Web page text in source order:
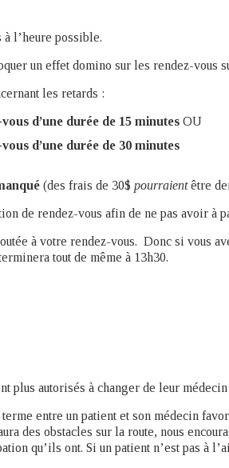
l’heure possible.
un effet domino sur les rendez-vous
les retards :
d’une durée de 15 minutes OU
d’une durée de 30 minutes
(des frais de 30$ pourraientêtre
de rendez-vous afin de ne pas avoir à
à votre rendez-vous. Donc si vous
tout de même à 13h30.
plus autorisés à changer de leur
entre un patient et son médecin
des obstacles sur la route, nous
qu’ils ont. Si un patient n’est pas à